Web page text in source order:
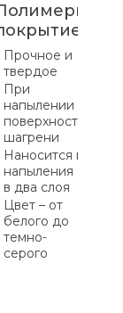
Прочное и
твердое
При
напылении
поверхности
шагрени
Наносится
напыления
в два слоя
Цвет – от
белого до
темно-
серого